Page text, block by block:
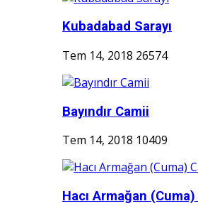
Kubadabad Sarayı
Tem 14, 2018 26574
Bayındır Camii
Tem 14, 2018 10409
Hacı Armağan